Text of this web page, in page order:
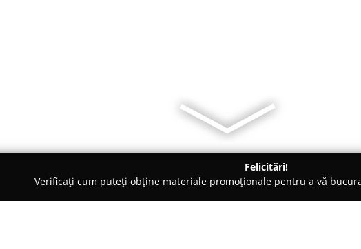
Felicitări!
Verificați cum puteți obține materiale promoționale pentru a vă